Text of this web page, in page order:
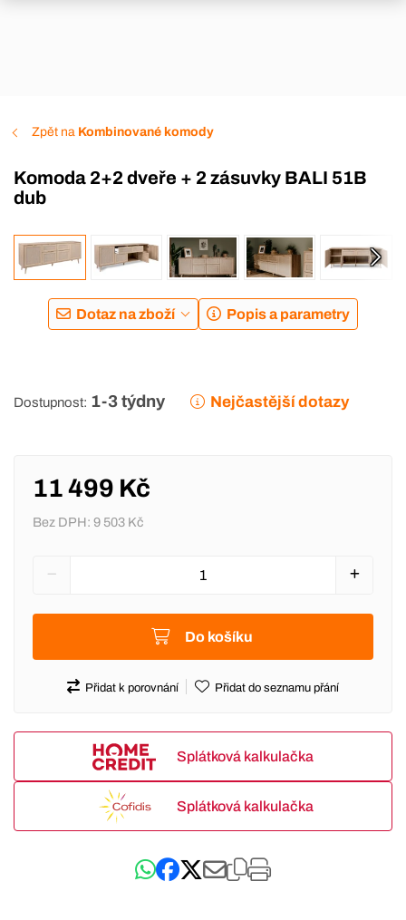
Zpět na Kombinované komody
Komoda 2+2 dveře + 2 zásuvky BALI 51B
dub
Dotaz na zboží Popis a parametry
Dostupnost: 1-3 týdny Nejčastější dotazy
11 499 Kč
Bez DPH: 9 503 Kč
Do košíku
Přidat k porovnání Přidat do seznamu přání
Splátková kalkulačka
Splátková kalkulačka